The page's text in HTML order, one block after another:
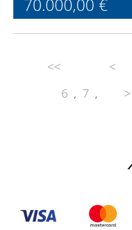
70.000,00 €
<< <
6 , 7 , >